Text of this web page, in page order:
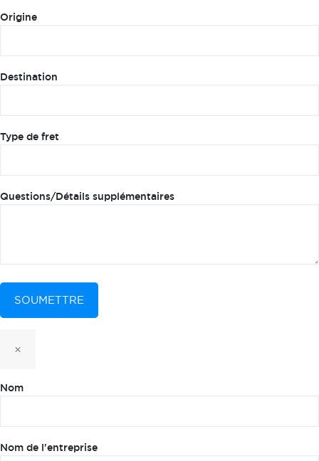
Origine
Destination
Type de fret
Questions/Détails supplémentaires
×
Nom
Nom de l'entreprise